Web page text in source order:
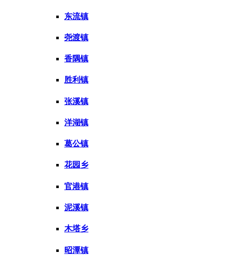
东流镇
尧渡镇
香隅镇
胜利镇
张溪镇
洋湖镇
葛公镇
花园乡
官港镇
泥溪镇
木塔乡
昭潭镇